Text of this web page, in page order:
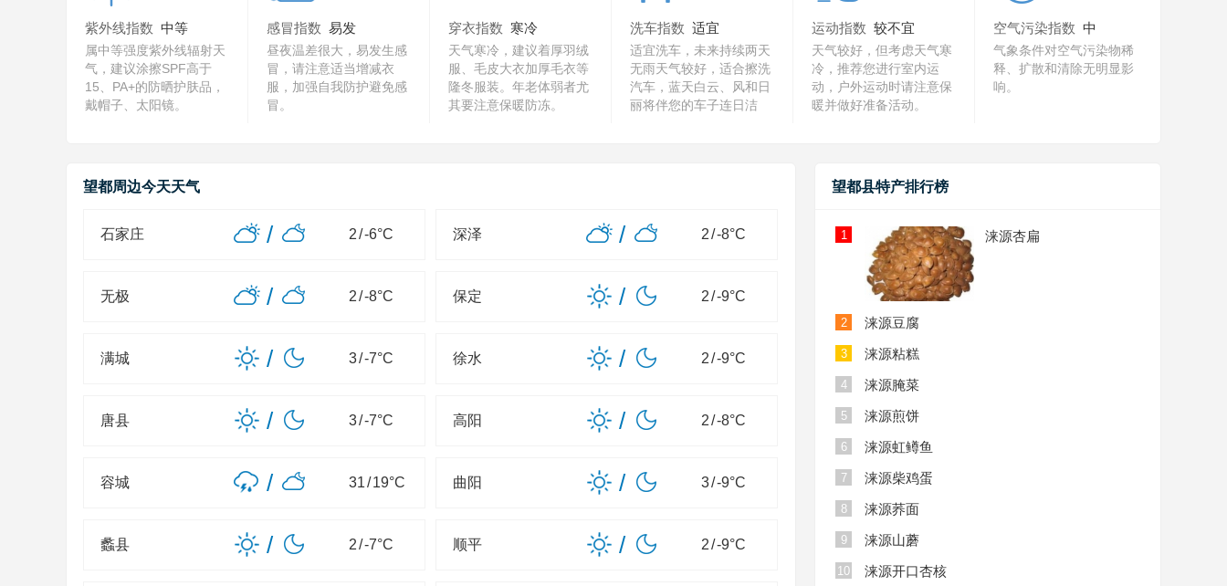
紫外线指数 中等
属中等强度紫外线辐射天
气，建议涂擦SPF高于
15、PA+的防晒护肤品，
戴帽子、太阳镜。
感冒指数 易发
昼夜温差很大，易发生感
冒，请注意适当增减衣
服，加强自我防护避免感
冒。
穿衣指数 寒冷
天气寒冷，建议着厚羽绒
服、毛皮大衣加厚毛衣等
隆冬服装。年老体弱者尤
其要注意保暖防冻。
洗车指数 适宜
适宜洗车，未来持续两天
无雨天气较好，适合擦洗
汽车，蓝天白云、风和日
丽将伴您的车子连日洁
运动指数 较不宜
天气较好，但考虑天气寒
冷，推荐您进行室内运
动，户外运动时请注意保
暖并做好准备活动。
空气污染指数 中
气象条件对空气污染物稀
释、扩散和清除无明显影
响。
望都周边今天天气
石家庄 / 2/-6°C 深泽 / 2/-8°C
无极 / 2/-8°C 保定 / 2/-9°C
满城 / 3/-7°C 徐水 / 2/-9°C
唐县 / 3/-7°C 高阳 / 2/-8°C
容城 / 31/19°C 曲阳 / 3/-9°C
蠡县 / 2/-7°C 顺平 / 2/-9°C
望都县特产排行榜
1 涞源杏扁
2 涞源豆腐
3 涞源粘糕
4 涞源腌菜
5 涞源煎饼
6 涞源虹鳟鱼
7 涞源柴鸡蛋
8 涞源荞面
9 涞源山蘑
10 涞源开口杏核